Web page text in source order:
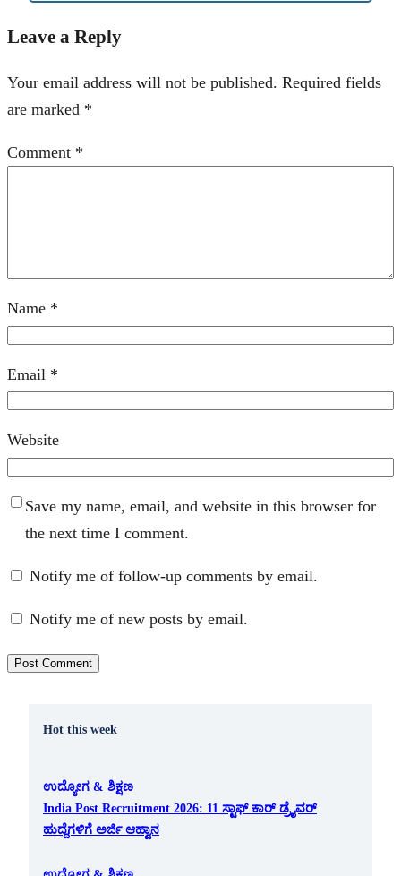
Leave a Reply
Your email address will not be published. Required fields
are marked *
Comment *
Name *
Email *
Website
Save my name, email, and website in this browser for
the next time I comment.
Notify me of follow-up comments by email.
Notify me of new posts by email.
Hot this week
ಉದ್ಯೋಗ & ಶಿಕ್ಷಣ
India Post Recruitment 2026: 11 ಸ್ಟಾಫ್ ಕಾರ್ ಡ್ರೈವರ್
ಹುದ್ದೆಗಳಿಗೆ ಅರ್ಜಿ ಆಹ್ವಾನ